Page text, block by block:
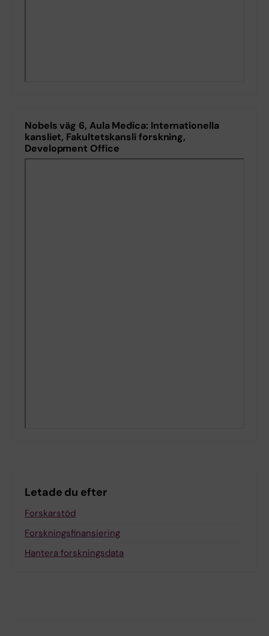
Nobels väg 6, Aula Medica: Internationella
kansliet, Fakultetskansli forskning,
Development Office
Letade du efter
Forskarstöd
Forskningsfinansiering
Hantera forskningsdata